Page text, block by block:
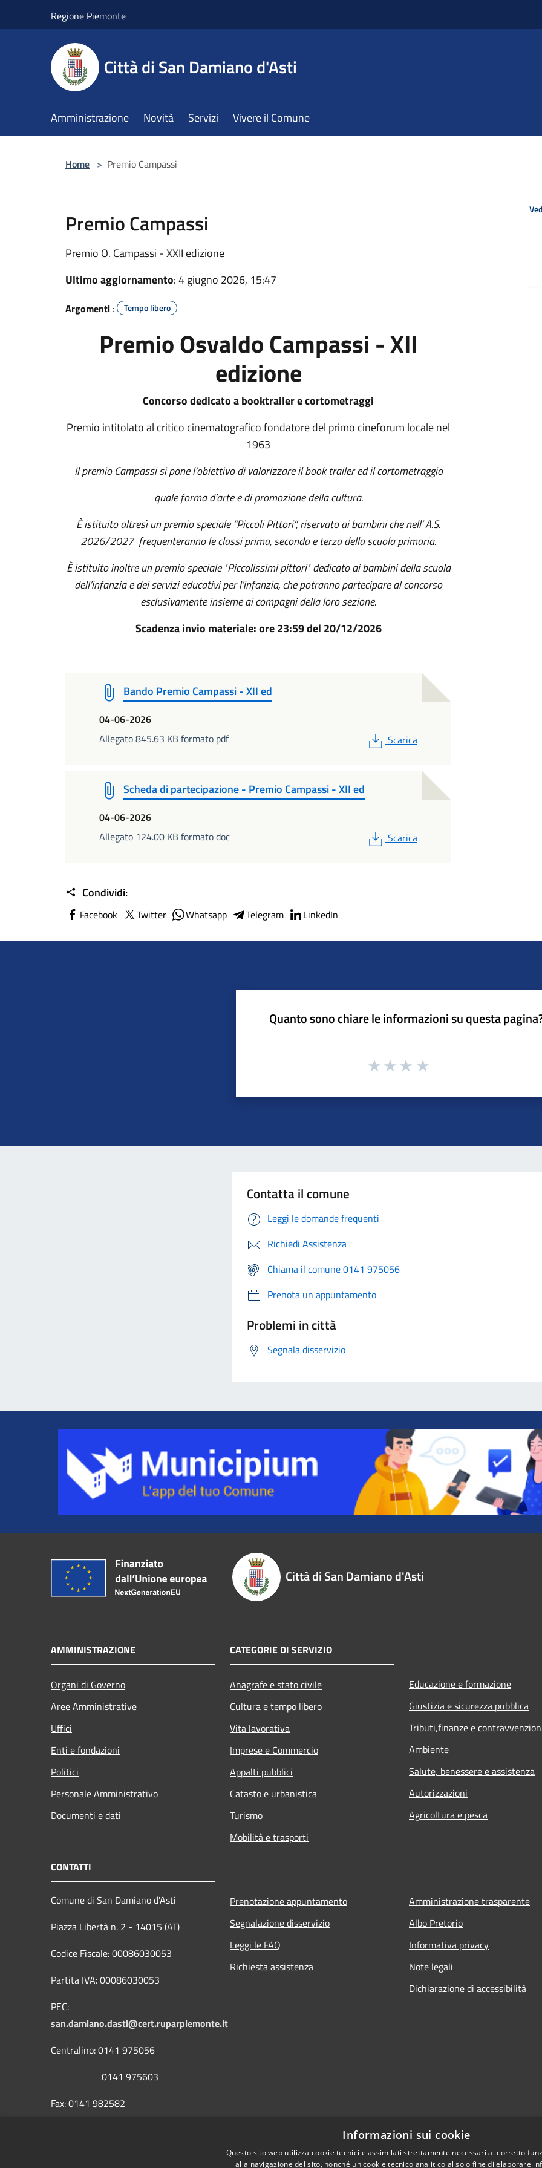
Regione Piemonte
Città di San Damiano d'Asti
Amministrazione Novità Servizi Vivere il Comune
Home > Premio Campassi
Premio Campassi
Premio O. Campassi - XXII edizione
Ultimo aggiornamento: 4 giugno 2026, 15:47
Argomenti : Tempo libero
Premio Osvaldo Campassi - XII
edizione
Concorso dedicato a booktrailer e cortometraggi
Premio intitolato al critico cinematografico fondatore del primo cineforum locale nel
1963
Il premio Campassi si pone l’obiettivo di valorizzare il book trailer ed il cortometraggio
quale forma d’arte e di promozione della cultura.
È istituito altresì un premio speciale “Piccoli Pittori”, riservato ai bambini che nell’ A.S.
2026/2027 frequenteranno le classi prima, seconda e terza della scuola primaria.
È istituito inoltre un premio speciale "Piccolissimi pittori" dedicato ai bambini della scuola
dell’infanzia e dei servizi educativi per l’infanzia, che potranno partecipare al concorso
esclusivamente insieme ai compagni della loro sezione.
Scadenza invio materiale: ore 23:59 del 20/12/2026
Bando Premio Campassi - XII ed
04-06-2026
Allegato 845.63 KB formato pdf
PDF
Scarica
Scheda di partecipazione - Premio Campassi - XII ed
04-06-2026
Allegato 124.00 KB formato doc
PDF
Scarica
Condividi:
Facebook Twitter Whatsapp Telegram LinkedIn
Quanto sono chiare le informazioni su questa
Contatta il comune
Leggi le domande frequenti
Richiedi Assistenza
Chiama il comune 0141 975056
Prenota un appuntamento
Problemi in città
Segnala disservizio
Città di San Damiano d'Asti
AMMINISTRAZIONE
Organi di Governo
Aree Amministrative
Uffici
Enti e fondazioni
Politici
Personale Amministrativo
Documenti e dati
CATEGORIE DI SERVIZIO
Anagrafe e stato civile
Cultura e tempo libero
Vita lavorativa
Imprese e Commercio
Appalti pubblici
Catasto e urbanistica
Turismo
Mobilità e trasporti
Educazione e formazione
Giustizia e sicurezza pubblica
Tributi,finanze e
Ambiente
Salute, benessere e assistenza
Autorizzazioni
Agricoltura e pesca
CONTATTI
Comune di San Damiano d'Asti
Piazza Libertà n. 2 - 14015 (AT)
Codice Fiscale: 00086030053
Partita IVA: 00086030053
PEC:
san.damiano.dasti@cert.ruparpiemonte.it
Centralino: 0141 975056
0141 975603
Fax: 0141 982582
Prenotazione appuntamento
Segnalazione disservizio
Leggi le FAQ
Richiesta assistenza
Amministrazione trasparente
Albo Pretorio
Informativa privacy
Note legali
Dichiarazione di accessibilità
Informazioni sui cookie
Questo sito web utilizza cookie tecnici e assimilati strettamente necessari al corretto
alla navigazione del sito, nonché un cookie tecnico analitico al solo fine di elaborare